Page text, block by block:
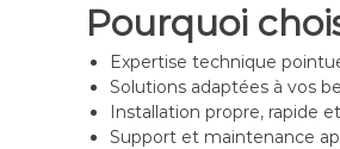
Pourquoi
Expertise technique
Solutions adaptées à vos
Installation propre, rapide
Support et maintenance